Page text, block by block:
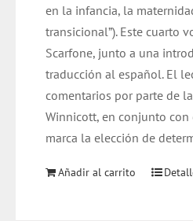
en la infancia, la
transicional”). Este cuarto
Scarfone, junto a una
traducción al español. El
comentarios por parte de
Winnicott, en conjunto
marca la elección de
Añadir al carrito